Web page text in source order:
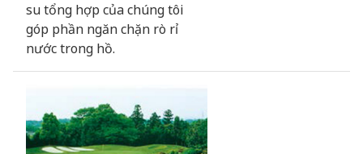
su tổng hợp của chúng tôi
góp phần ngăn chặn rò rỉ
nước trong hồ.